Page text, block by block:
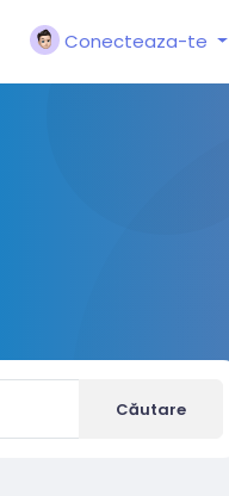
Conecteaza-te
Căutare